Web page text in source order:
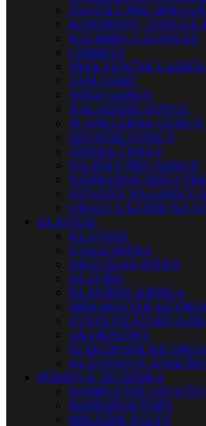
PALIČKY PRE
HANDPANY, TONGUE
KALIMBY A SANSULY
CHIMESY
FREKVENČNÉ
TAM-TAMY
WIND GONGY
NALADENÉ GONGY
PLANETÁRNE GONGY
OSTATNÉ GONGY
ČÍNSKE ČINELY
PALIČKY PRE GONGY
NÁHRADNÉ DIELY
STOJANY NA GONGY
OBALY A KUFRE NA
KLÁVESY
KLÁVESY
STAGE PIÁNA
DIGITÁLNE PIÁNA
KLAVÍRE
KLAVÍRNE KRÍDLA
MIDI MASTER
SYNTETIZÁTORY A
AKORDEÓNY
ELEKTRONICKÉ
KLÁVESOVÉ
PÓDIOVÁ TECHNIKA
KOMPLETNÉ
REPRODUKTORY
MIXÁŽNE PULTY